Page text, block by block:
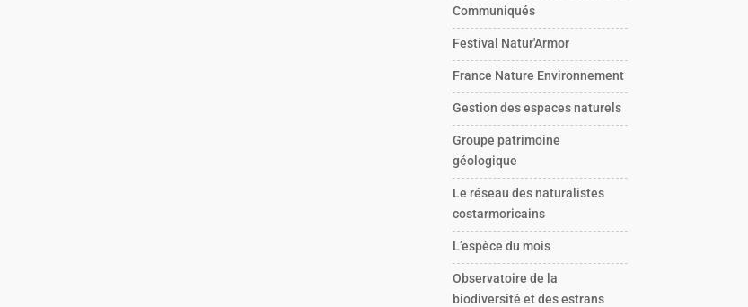
Communiqués
Festival Natur'Armor
France Nature Environnement
Gestion des espaces naturels
Groupe patrimoine
géologique
Le réseau des naturalistes
costarmoricains
L’espèce du mois
Observatoire de la
biodiversité et des estrans